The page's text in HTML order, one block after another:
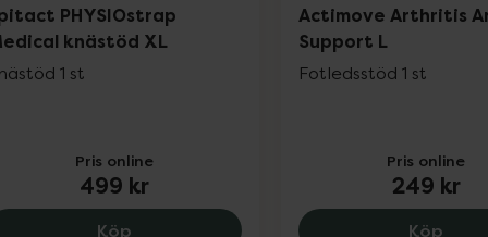
PHYSIOstrap
knästöd XL
1 st
Pris online
499 kr
Köp Epitact PHYSIOstrap Medical knästöd
Actimove Arthritis
Support L
Fotledsstöd 1 st
Pris online
249 kr
Köp